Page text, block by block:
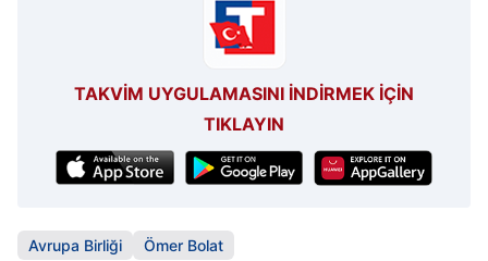
TAKVİM UYGULAMASINI İNDİRMEK İÇİN
TIKLAYIN
Avrupa Birliği Ömer Bolat